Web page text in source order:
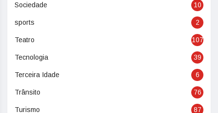
Sociedade 10
sports 2
Teatro 107
Tecnologia 39
Terceira Idade 6
Trânsito 76
Turismo 87